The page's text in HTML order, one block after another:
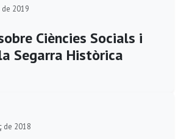
2019
Ciències Socials i
Segarra Històrica
de 2018